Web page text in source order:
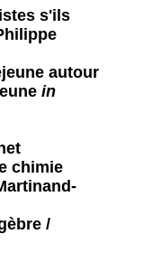
s'ils
autour
in
chimie
/